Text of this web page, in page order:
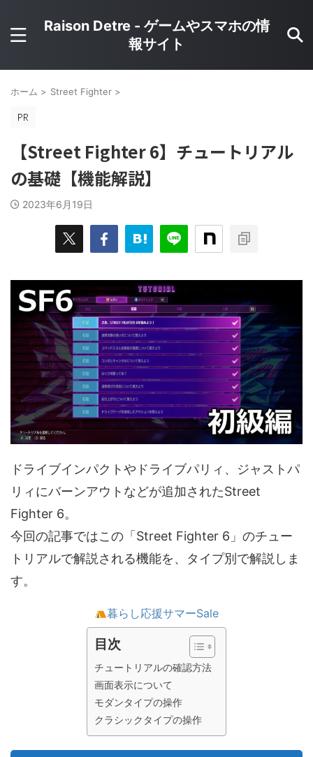
Raison Detre - ゲームやスマホの情
報サイト
ホーム > Street Fighter >
【Street Fighter 6】チュートリアル
の基礎【機能解説】
2023年6月19日
ドライブインパクトやドライブパリィ、ジャストパ
リィにバーンアウトなどが追加されたStreet
Fighter 6。
今回の記事ではこの「Street Fighter 6」のチュー
トリアルで解説される機能を、タイプ別で解説しま
す。
暮らし応援サマーSale
目次
チュートリアルの確認方法
画面表示について
モダンタイプの操作
クラシックタイプの操作